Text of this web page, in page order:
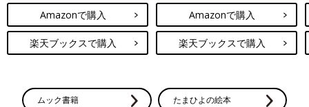
Amazonで購入
楽天ブックスで購入
Amazonで購入
楽天ブックスで購入
ムック書籍 たまひよの絵本